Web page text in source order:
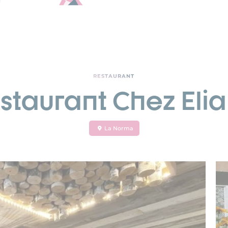
RESTAURANT
Chez
La Norma